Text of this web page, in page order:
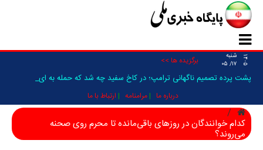
۱۴۰۵
شنبه
۱۷/ ۰۵
برگزیده ها >>
پشت پرده تصمیم ناگهانی ترامپ؛ در کاخ سفید چه شد که حمله به ایران فع_
درباره ما مرامنامه ارتباط با ما
کدام خوانندگان در روزهای باقی‌مانده تا محرم روی صحنه
می‌روند؟